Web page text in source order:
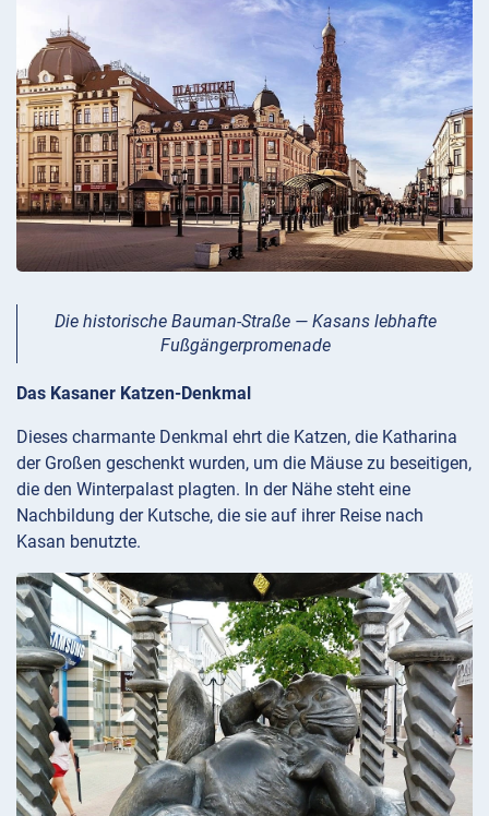
Die historische Bauman-Straße — Kasans lebhafte
Fußgängerpromenade
Das Kasaner Katzen-Denkmal
Dieses charmante Denkmal ehrt die Katzen, die Katharina
der Großen geschenkt wurden, um die Mäuse zu beseitigen,
die den Winterpalast plagten. In der Nähe steht eine
Nachbildung der Kutsche, die sie auf ihrer Reise nach
Kasan benutzte.